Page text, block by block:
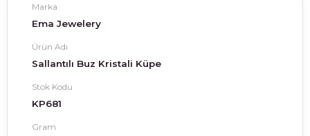
Marka
Ema Jewelery
Ürün Adı
Sallantılı Buz Kristali Küpe
Stok Kodu
KP681
Gram